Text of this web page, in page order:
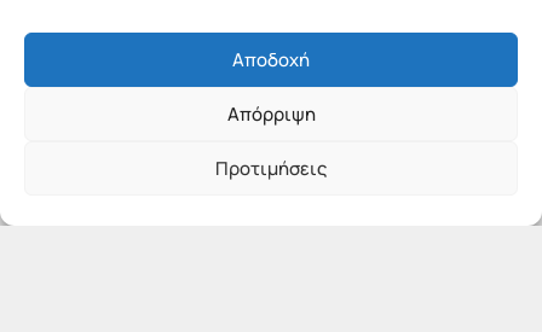
Αποδοχή
Απόρριψη
Προτιμήσεις